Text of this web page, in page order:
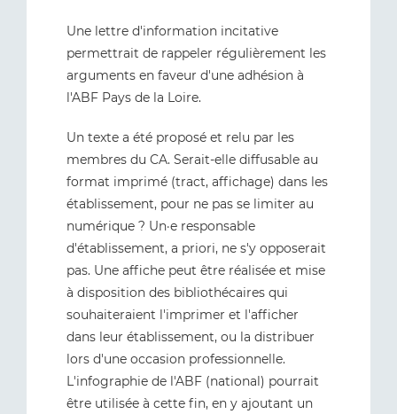
Une lettre d'information incitative
permettrait de rappeler régulièrement les
arguments en faveur d'une adhésion à
l'ABF Pays de la Loire.
Un texte a été proposé et relu par les
membres du CA. Serait-elle diffusable au
format imprimé (tract, affichage) dans les
établissement, pour ne pas se limiter au
numérique ? Un·e responsable
d'établissement, a priori, ne s'y opposerait
pas. Une affiche peut être réalisée et mise
à disposition des bibliothécaires qui
souhaiteraient l'imprimer et l'afficher
dans leur établissement, ou la distribuer
lors d'une occasion professionnelle.
L'infographie de l'ABF (national) pourrait
être utilisée à cette fin, en y ajoutant un